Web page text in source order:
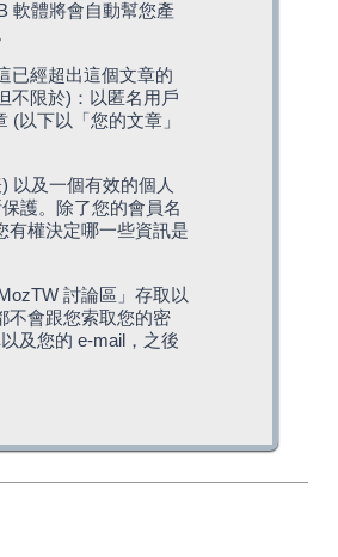
軟體將會自動幫您產
已經超出這個文章的
不限於)：以匿名用戶
以下以「您的文章」
以及一個有效的個人
護。除了您的會員名
有權決定哪一些資訊是
討論區」存取以
不會跟您索取您的密
及您的 e-mail，之後